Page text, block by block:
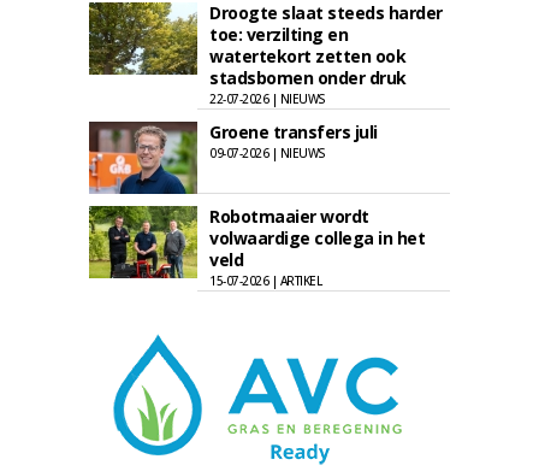
Droogte slaat steeds harder
toe: verzilting en
watertekort zetten ook
stadsbomen onder druk
22-07-2026 | NIEUWS
Groene transfers juli
09-07-2026 | NIEUWS
Robotmaaier wordt
volwaardige collega in het
veld
15-07-2026 | ARTIKEL